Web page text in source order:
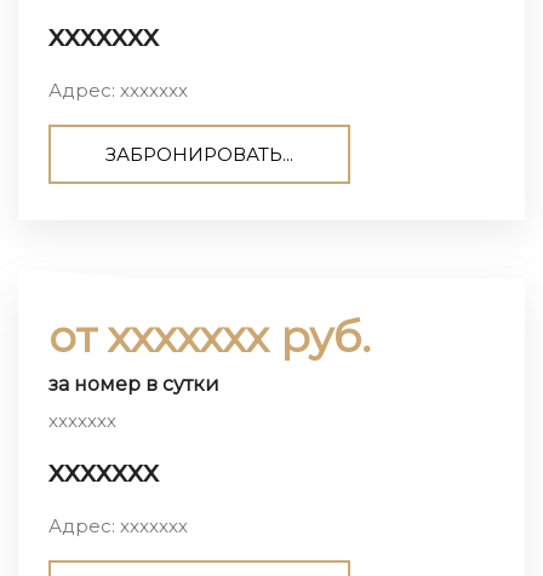
ххххххх
Адрес: ххххххх
ЗАБРОНИРОВАТЬ...
от ххххххх руб.
за номер в сутки
ххххххх
ххххххх
Адрес: ххххххх